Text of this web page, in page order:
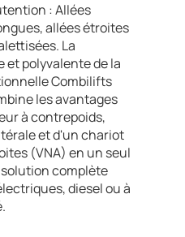
: Allées
allées étroites
La
polyvalente de la
Combilifts
les avantages
à contrepoids,
et d'un chariot
(VNA) en un seul
complète
diesel ou à